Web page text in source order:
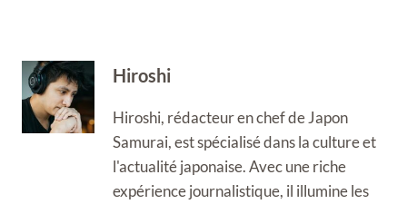
Hiroshi
Hiroshi, rédacteur en chef de Japon
Samurai, est spécialisé dans la culture et
l'actualité japonaise. Avec une riche
expérience journalistique, il illumine les